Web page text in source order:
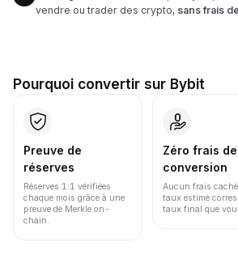
vendre ou trader des crypto, sans frais
Pourquoi convertir sur Bybit
Preuve de
réserves
Réserves 1:1 vérifiées
chaque mois grâce à une
preuve de Merkle on-
chain.
Zéro frais de
conversion
Aucun frais
taux estimé
taux final que